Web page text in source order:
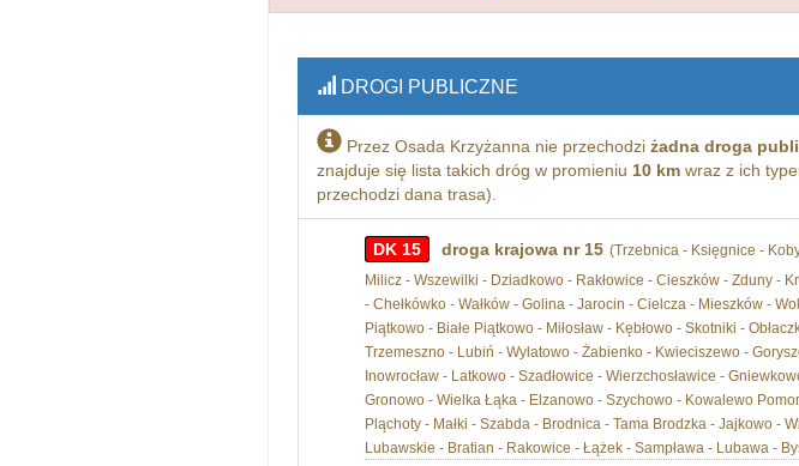
DROGI PUBLICZNE
Przez Osada Krzyżanna nie przechodzi żadna droga
znajduje się lista takich dróg w promieniu 10 kmwraz z ich
przechodzi dana trasa).
DK 15 droga krajowa nr 15 (Trzebnica - Księgnice -
Milicz - Wszewilki - Dziadkowo - Rakłowice - Cieszków - Zduny -
- Chełkówko - Wałków - Golina - Jarocin - Cielcza - Mieszków -
Piątkowo - Białe Piątkowo - Miłosław - Kębłowo - Skotniki -
Trzemeszno - Lubiń - Wylatowo - Żabienko - Kwieciszewo -
Inowrocław - Latkowo - Szadłowice - Wierzchosławice -
Gronowo - Wielka Łąka - Elzanowo - Szychowo - Kowalewo
Pląchoty - Małki - Szabda - Brodnica - Tama Brodzka - Jajkowo -
Lubawskie - Bratian - Rakowice - Łążek - Sampława - Lubawa -